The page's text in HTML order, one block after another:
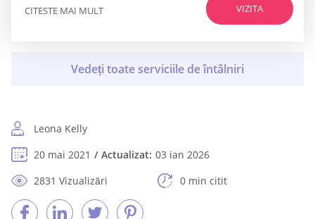
VIZITA
CITESTE MAI MULT
Leona Kelly
20 mai 2021
Actualizat: 03 ian 2026
2831 Vizualizări
0 min citit